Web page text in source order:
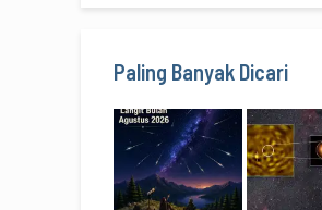
Paling Banyak Dicari